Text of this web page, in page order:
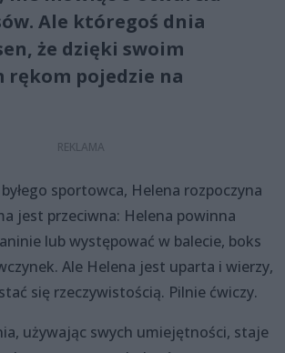
Ale któregoś dnia
że dzięki swoim
rękom pojedzie na
sportowca, Helena rozpoczyna
jest przeciwna: Helena powinna
lub występować w balecie, boks
Ale Helena jest uparta i wierzy,
się rzeczywistością. Pilnie ćwiczy.
używając swych umiejętności, staje